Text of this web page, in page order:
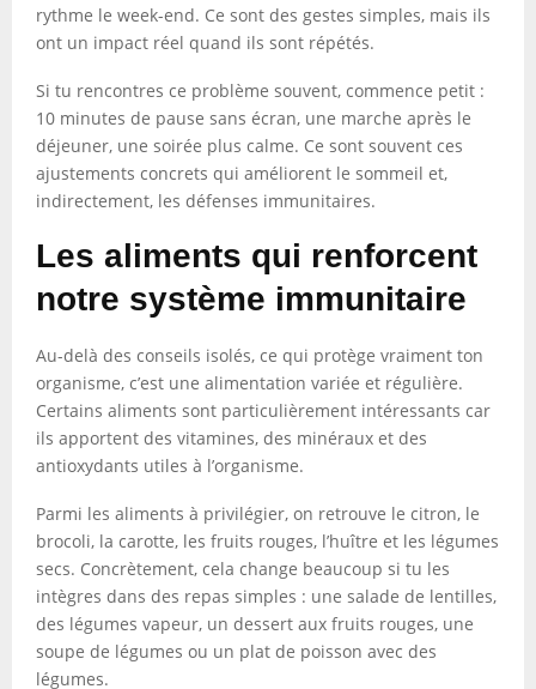
rythme le week-end. Ce sont des gestes simples, mais ils
ont un impact réel quand ils sont répétés.
Si tu rencontres ce problème souvent, commence petit :
10 minutes de pause sans écran, une marche après le
déjeuner, une soirée plus calme. Ce sont souvent ces
ajustements concrets qui améliorent le sommeil et,
indirectement, les défenses immunitaires.
Les aliments qui renforcent
notre système immunitaire
Au-delà des conseils isolés, ce qui protège vraiment ton
organisme, c’est une alimentation variée et régulière.
Certains aliments sont particulièrement intéressants car
ils apportent des vitamines, des minéraux et des
antioxydants utiles à l’organisme.
Parmi les aliments à privilégier, on retrouve le citron, le
brocoli, la carotte, les fruits rouges, l’huître et les légumes
secs. Concrètement, cela change beaucoup si tu les
intègres dans des repas simples : une salade de lentilles,
des légumes vapeur, un dessert aux fruits rouges, une
soupe de légumes ou un plat de poisson avec des
légumes.